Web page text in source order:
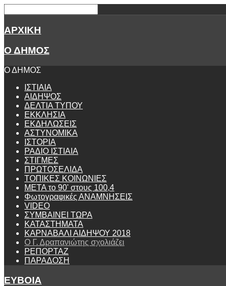
ΑΡΧΙΚΗ
Ο ΔΗΜΟΣ
Ο ΔΗΜΟΣ
ΙΣΤΙΑΙΑ
ΑΙΔΗΨΟΣ
ΔΕΛΤΙΑ ΤΥΠΟΥ
ΕΚΚΛΗΣΙΑ
ΕΚΔΗΛΩΣΕΙΣ
ΑΣΤΥΝΟΜΙΚΑ
ΙΣΤΟΡΙΑ
ΡΑΔΙΟ ΙΣΤΙΑΙΑ
ΣΤΙΓΜΕΣ
ΠΡΩΤΟΣΕΛΙΔΑ
ΤΟΠΙΚΕΣ ΚΟΙΝΩΝΙΕΣ
ΜΕΤΑ το 90' στους 100,4
Φωτογραφικές ΑΝΑΜΝΗΣΕΙΣ
VIDEO
ΣΥΜΒΑΙΝΕΙ ΤΩΡΑ
ΚΑΤΑΣΤΗΜΑΤΑ
ΚΑΡΝΑΒΑΛΙ ΑΙΔΗΨΟΥ 2018
Ο Γ. Δραπανιώτης σχολιάζει
ΡΕΠΟΡΤΑΖ
ΠΑΡΑΔΟΣΗ
ΕΥΒΟΙΑ